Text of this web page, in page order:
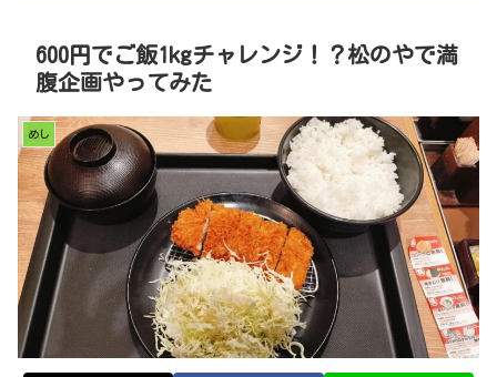
600円でご飯1kgチャレンジ！？松のやで満
腹企画やってみた
めし